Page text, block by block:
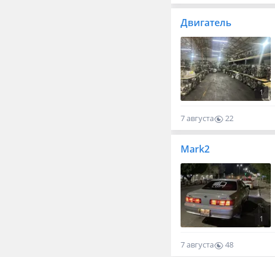
Двигатель
1
7 августа
22
0
Mark2
1
7 августа
48